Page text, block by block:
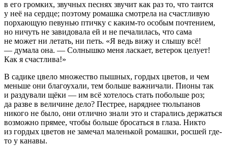
в его громких, звучных песнях звучит как раз то, что таится
у неё на сердце; поэтому ромашка смотрела на счастливую
порхающую певунью птичку с каким-то особым почтением,
но ничуть не завидовала ей и не печалилась, что сама
не может ни летать, ни петь. «Я ведь вижу и слышу всё!
— думала она. — Солнышко меня ласкает, ветерок целует!
Как я счастлива!»
В садике цвело множество пышных, гордых цветов, и чем
меньше они благоухали, тем больше важничали. Пионы так
и раздували щёки — им всё хотелось стать побольше роз;
да разве в величине дело? Пестрее, наряднее тюльпанов
никого не было, они отлично знали это и старались держаться
возможно прямее, чтобы больше бросаться в глаза. Никто
из гордых цветов не замечал маленькой ромашки, росшей где-
то у канавы.